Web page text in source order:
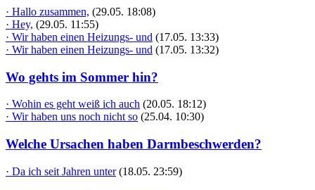
· Hallo zusammen, (29.05. 18:08)
· Hey, (29.05. 11:55)
· Wir haben einen Heizungs- und (17.05. 13:33)
· Wir haben einen Heizungs- und (17.05. 13:32)
Wo gehts im Sommer hin?
· Wohin es geht weiß ich auch (20.05. 18:12)
· Wir haben uns noch nicht so (25.04. 10:30)
Welche Ursachen haben Darmbeschwerden?
· Da ich seit Jahren unter (18.05. 23:59)